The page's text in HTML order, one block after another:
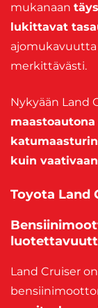
mukanaan
lukittavat
ajomukavuutta
merkittävästi.
Nykyään Land
kuin
Toyota Land
Land Cruiser